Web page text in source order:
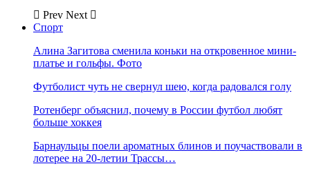
Prev Next
Спорт
Алина Загитова сменила коньки на откровенное мини-
платье и гольфы. Фото
Футболист чуть не свернул шею, когда радовался голу
Ротенберг объяснил, почему в России футбол любят
больше хоккея
Барнаульцы поели ароматных блинов и поучаствовали в
лотерее на 20-летии Трассы…